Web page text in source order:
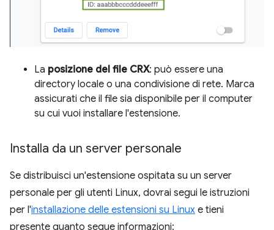
La posizione del file CRX: può essere una
directory locale o una condivisione di rete. Marca
assicurati che il file sia disponibile per il computer
su cui vuoi installare l'estensione.
Installa da un server personale
Se distribuisci un'estensione ospitata su un server
personale per gli utenti Linux, dovrai segui le istruzioni
per l'installazione delle estensioni su Linux e tieni
presente quanto segue informazioni: